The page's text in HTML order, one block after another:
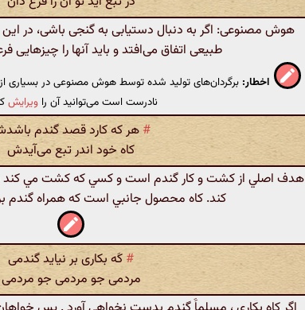
هوش مصنوعی: اگر به دنبال دستیابی به گنجی باشی، در
طبیعی اتفاق می‌افتد و باید آنها را چیزهایی
اخطار: برگردان‌های تولید شده توسط هوش مصنوعی در بسیاری از
نادرست است می‌توانید آن را ویرایش
#هر که کارد قصد گندم
کاه خود اندر تبع می‌آیدش
هدف اصلي از کشت و کار گندم است و کسي که کشت مي
کند. کاه محصول جانبي است که همراه
# کَه بکاری بر نیاید گندمی
مردمی جو مردمی جو مردمی